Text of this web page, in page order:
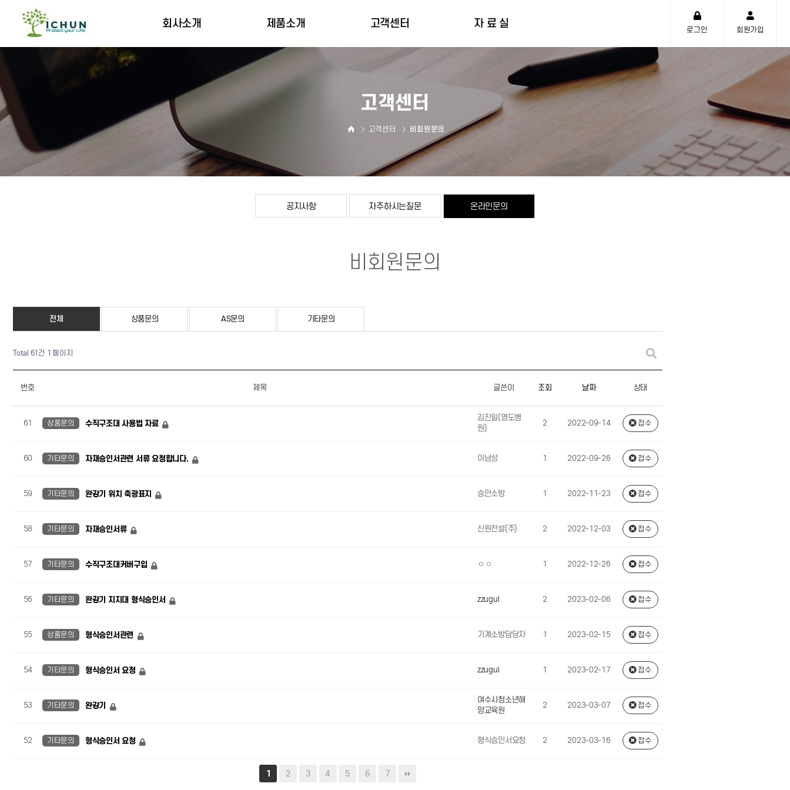
회사소개
오시는길
제품소개 고객센터
자주하시는질문
온라인문의
자 료 실 로그인 회원가입
공지사항 자주하시는질문 온라인문의
고객센터 비회원문의
고객센터
비회원문의
전체 상품문의 AS문의 기타문의
Total 61건 1 페이지
번호 제목 글쓴이 조회 날짜 상태
61 상품문의 수직구조대 사용법 자료
김진일(영도병
원)
2 2022-09-14 접수
60 기타문의 자재승인서관련 서류 요청합니다. 이남성 1 2022-09-26 접수
59 기타문의 완강기 위치 축광표지 승안소방 1 2022-11-23 접수
58 기타문의 자재승인서류 신원전설(주) 2 2022-12-03 접수
57 기타문의 수직구조대커버구입 ㅇㅇ 1 2022-12-26 접수
56 기타문의 완강기 지지대 형식승인서 zzugul 2 2023-02-06 접수
55 상품문의 형식승인서관련 기계소방담당자 1 2023-02-15 접수
54 기타문의 형식승인서 요청 zzugul 1 2023-02-17 접수
53 기타문의 완강기
여수시청소년해
양교육원
2 2023-03-07 접수
52 기타문의 형식승인서 요청 형식승인서요청 2 2023-03-16 접수
1 2 3 4 5 6 7